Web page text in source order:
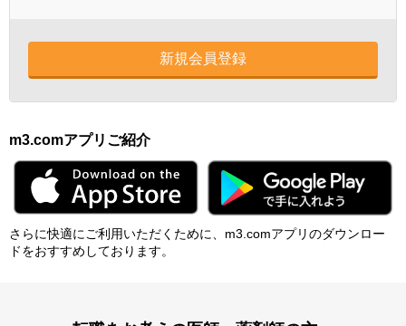
新規会員登録
m3.comアプリご紹介
さらに快適にご利⽤いただくために、m3.comアプリのダウンロー
ドをおすすめしております。